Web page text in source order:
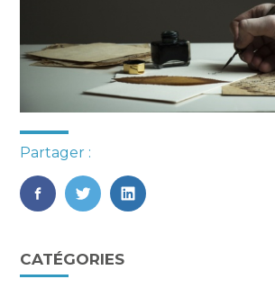
Partager :
FaceBook
TwitterLinkedIn
Blog
sidebar
CATÉGORIES